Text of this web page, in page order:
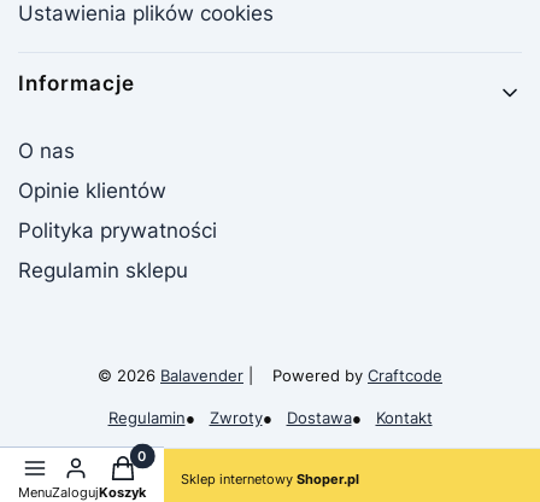
Ustawienia plików cookies
Informacje
O nas
Opinie klientów
Polityka prywatności
Regulamin sklepu
© 2026 Balavender | Powered by Craftcode
Regulamin● Zwroty● Dostawa● Kontakt
Sklep internetowy Shoper.pl
MenuZaloguj
Produkty w koszyku: 0. Zobacz szczegóły
Koszyk